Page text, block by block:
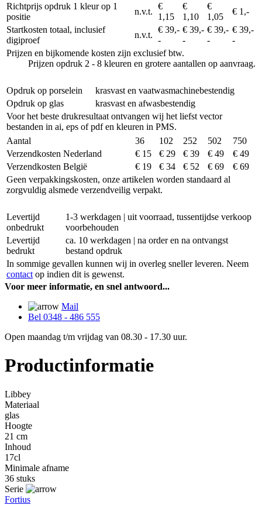
Richtprijs opdruk 1 kleur op 1
positie
n.v.t.
€
1,15
€
1,10
€
1,05
€ 1,-
Startkosten totaal, inclusief
digiproef
n.v.t.
€ 39,-
-
€ 39,-
-
€ 39,-
-
€ 39,-
-
Prijzen en bijkomende kosten zijn exclusief btw.
Prijzen opdruk 2 - 8 kleuren en grotere aantallen op aanvraag.
Opdruk op porselein
krasvast en vaatwasmachinebestendig
Opdruk op glas
krasvast en afwasbestendig
Voor het beste drukresultaat ontvangen wij het liefst vector
bestanden in ai, eps of pdf en kleuren in PMS.
Aantal
36 102 252 502
750
Verzendkosten Nederland
€ 15 € 29 € 39 € 49
€ 49
Verzendkosten België
€ 19 € 34 € 52 € 69
€ 69
Geen verpakkingskosten, onze artikelen worden standaard al
zorgvuldig alsmede verzendveilig verpakt.
Levertijd
onbedrukt
1-3 werkdagen | uit voorraad, tussentijdse verkoop
voorbehouden
Levertijd
bedrukt
ca. 10 werkdagen | na order en na ontvangst
bestand opdruk
In sommige gevallen kunnen wij in overleg sneller leveren. Neem
contact op indien dit is gewenst.
Voor meer informatie, en snel antwoord...
Mail
Bel 0348 - 486 555
Open maandag t/m vrijdag van 08.30 - 17.30 uur.
Productinformatie
Libbey
Materiaal
glas
Hoogte
21 cm
Inhoud
17cl
Minimale afname
36 stuks
Serie
Fortius